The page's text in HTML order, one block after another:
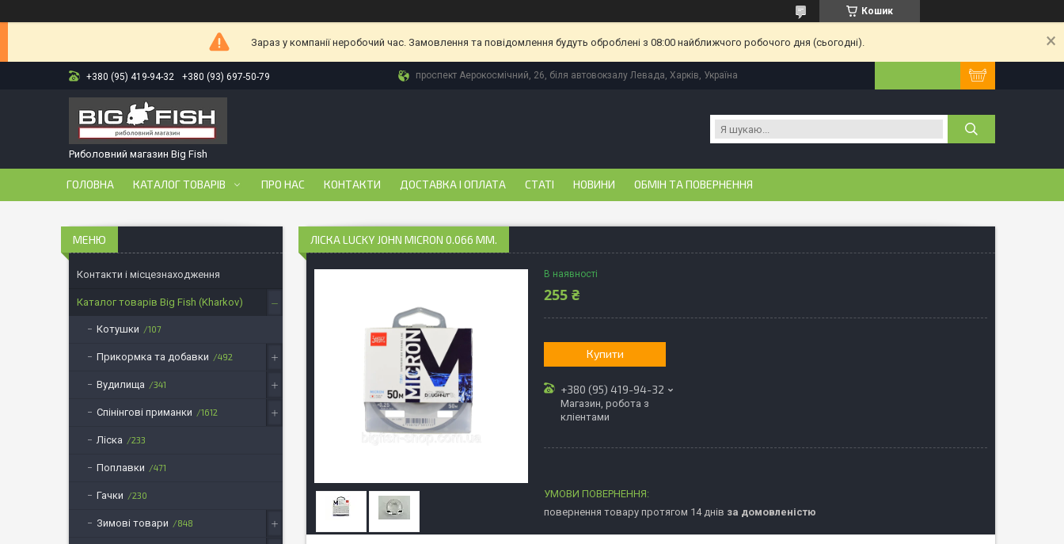
Кошик
Зараз у компанії неробочий час. Замовлення та повідомлення будуть оброблені з 08:00 найближчого робочого дня (сьогодні).
+380 (95) 419-94-32 +380 (93) 697-50-79 проспект Аерокосмічний, 26, біля автовокзалу Левада, Харків, Україна
Риболовний магазин Big Fish
ГОЛОВНА КАТАЛОГ ТОВАРІВ ПРО НАС КОНТАКТИ ДОСТАВКА І ОПЛАТА СТАТІ НОВИНИ ОБМІН ТА ПОВЕРНЕННЯ
ЛІСКА LUCKY JOHN MICRON 0.066 ММ.
В наявності
255 ₴
Купити
+380 (95) 419-94-32
Магазин, робота з
кліентами
повернення товару протягом 14 днів за домовленістю
Контакти і місцезнаходження
Каталог товарів Big Fish (Kharkov)
Котушки 107
Прикормка та добавки 492
Вудилища 341
Спінінгові приманки 1612
Ліска 233
Поплавки 471
Гачки 230
Зимові товари 848